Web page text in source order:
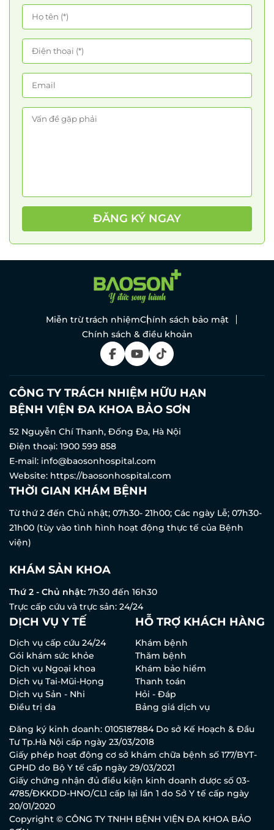
ĐĂNG KÝ NGAY
Miễn trừ trách nhiệmChính sách bảo mật
Chính sách & điều khoản
CÔNG TY TRÁCH NHIỆM HỮU HẠN
BỆNH VIỆN ĐA KHOA BẢO SƠN
52 Nguyễn Chí Thanh, Đống Đa, Hà Nội
Điện thoại: 1900 599 858
E-mail: info@baosonhospital.com
Website: https://baosonhospital.com
THỜI GIAN KHÁM BỆNH
Từ thứ 2 đến Chủ nhật; 07h30- 21h00; Các ngày Lễ; 07h30-
21h00 (tùy vào tình hình hoạt động thực tế của Bệnh
viện)
KHÁM SẢN KHOA
Thứ 2 - Chủ nhật: 7h30 đến 16h30
Trực cấp cứu và trực sản: 24/24
DỊCH VỤ Y TẾ
Dịch vụ cấp cứu 24/24
Gói khám sức khỏe
Dịch vụ Ngoại khoa
Dịch vụ Tai-Mũi-Họng
Dịch vụ Sản - Nhi
Điều trị da
HỖ TRỢ KHÁCH HÀNG
Khám bệnh
Thăm bệnh
Khám bảo hiểm
Thanh toán
Hỏi - Đáp
Bảng giá dịch vụ
Đăng ký kinh doanh: 0105187884 Do sở Kế Hoạch & Đầu
Tư Tp.Hà Nội cấp ngày 23/03/2018
Giấy phép hoạt động cơ sở khám chữa bệnh số 177/BYT-
GPHD do Bộ Y tế cấp ngày 29/03/2021
Giấy chứng nhận đủ điều kiện kinh doanh dược số 03-
4785/ĐKKDD-HNO/CL1 cấp lại lần 1 do Sở Y tế cấp ngày
20/01/2020
Copyright © CÔNG TY TNHH BỆNH VIỆN ĐA KHOA BẢO